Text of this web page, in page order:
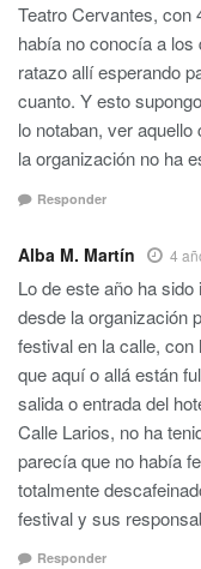
Teatro Cervantes, con
había no conocía a
ratazo allí esperando
cuanto. Y esto
lo notaban, ver
la organización no ha
Responder
Alba M. Martín 4
Lo de este año ha
desde la organización
festival en la calle,
que aquí o allá están
salida o entrada del
Calle Larios, no ha
parecía que no había
totalmente
festival y sus
Responder